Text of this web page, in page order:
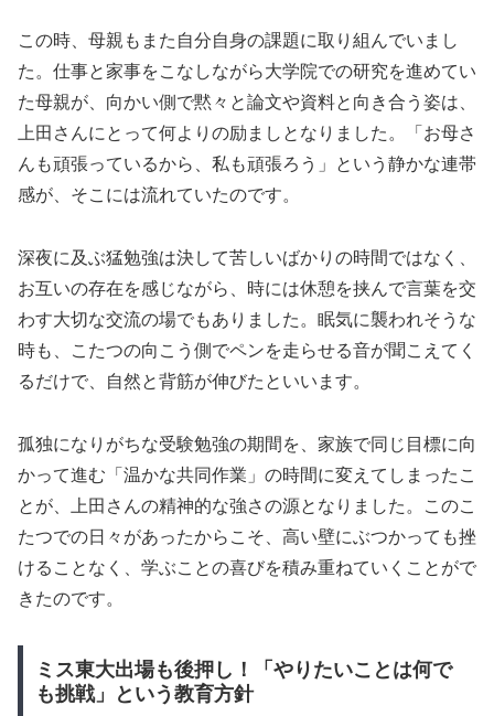
この時、母親もまた自分自身の課題に取り組んでいまし
た。仕事と家事をこなしながら大学院での研究を進めてい
た母親が、向かい側で黙々と論文や資料と向き合う姿は、
上田さんにとって何よりの励ましとなりました。「お母さ
んも頑張っているから、私も頑張ろう」という静かな連帯
感が、そこには流れていたのです。
深夜に及ぶ猛勉強は決して苦しいばかりの時間ではなく、
お互いの存在を感じながら、時には休憩を挟んで言葉を交
わす大切な交流の場でもありました。眠気に襲われそうな
時も、こたつの向こう側でペンを走らせる音が聞こえてく
るだけで、自然と背筋が伸びたといいます。
孤独になりがちな受験勉強の期間を、家族で同じ目標に向
かって進む「温かな共同作業」の時間に変えてしまったこ
とが、上田さんの精神的な強さの源となりました。このこ
たつでの日々があったからこそ、高い壁にぶつかっても挫
けることなく、学ぶことの喜びを積み重ねていくことがで
きたのです。
ミス東大出場も後押し！「やりたいことは何で
も挑戦」という教育方針